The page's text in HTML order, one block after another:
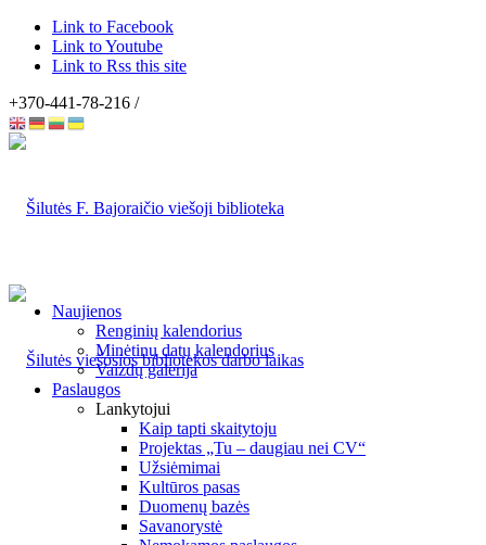
Link to Facebook
Link to Youtube
Link to Rss this site
+370-441-78-216 /
Naujienos
Renginių kalendorius
Minėtinų datų kalendorius
Vaizdų galerija
Paslaugos
Lankytojui
Kaip tapti skaitytoju
Projektas „Tu – daugiau nei CV“
Užsiėmimai
Kultūros pasas
Duomenų bazės
Savanorystė